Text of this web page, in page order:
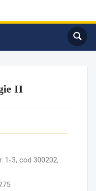
II
1-3, cod 300202,